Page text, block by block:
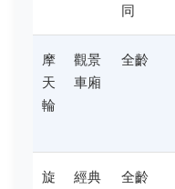
同
摩
天
輪
觀景
車廂
全齡
旋
經典
全齡